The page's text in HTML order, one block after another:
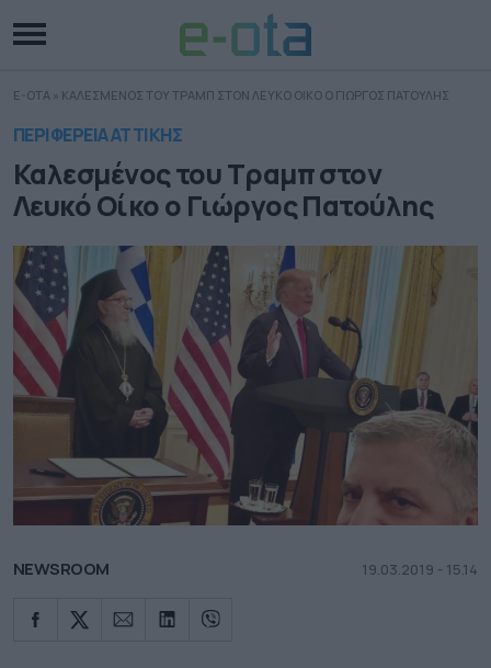
E-OTA » ΚΑΛΕΣΜΕΝΟΣ ΤΟΥ ΤΡΑΜΠ ΣΤΟΝ ΛΕΥΚΟ ΟΙΚΟ Ο ΓΙΩΡΓΟΣ ΠΑΤΟΥΛΗΣ
ΠΕΡΙΦΕΡΕΙΑ ΑΤΤΙΚΗΣ
Καλεσμένος του Τραμπ στον
Λευκό Οίκο ο Γιώργος Πατούλης
NEWSROOM 19.03.2019 - 15.14